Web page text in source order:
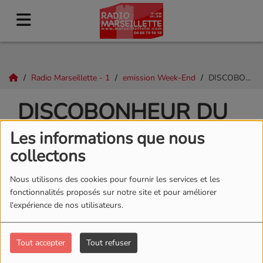
Les informations que nous
collectons
Nous utilisons des cookies pour fournir les services et les
fonctionnalités proposés sur notre site et pour améliorer
l'expérience de nos utilisateurs.
Tout accepter Tout refuser
Radio Marseillette - 1 emission Week-End DISCOBONHEUR DU 17 DECEMBRE 2023
DISCOBONHEUR DU
17 DECEMBRE 2023